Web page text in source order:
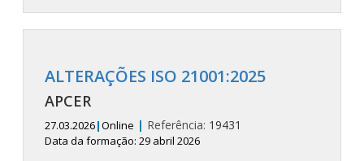
ALTERAÇÕES ISO 21001:2025
APCER
27.03.2026|Online | Referência: 19431
Data da formação: 29 abril 2026